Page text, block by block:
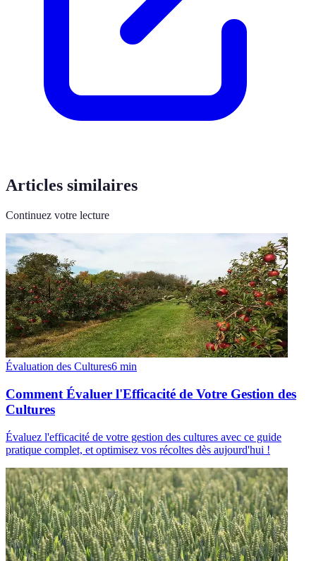
Articles similaires
Continuez votre lecture
Évaluation des Cultures6 min
Comment Évaluer l'Efficacité de Votre Gestion des
Cultures
Évaluez l'efficacité de votre gestion des cultures avec ce guide
pratique complet, et optimisez vos récoltes dès aujourd'hui !